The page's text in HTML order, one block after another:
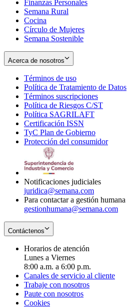
Finanzas Personales
Semana Rural
Cocina
Círculo de Mujeres
Semana Sostenible
Acerca de nosotros
Términos de uso
in
new
window
Política de Tratamiento de Datos
Términos suscripciones
in
Política de Riesgos C/ST
Política SAGRILAFT
new
window
Certificación ISSN
in
new
TyC Plan de Gobierno
in
Protección del consumidorOpens
Notificaciones judiciales
juridica@semana.com
Para contactar a gestión humana
gestionhumana@semana.com
Contáctenos
Horarios de atención
Lunes a Viernes
8:00 a.m. a 6:00 p.m.
Canales de servicio al cliente
Trabaje con nosotros
Paute con nosotros
Cookies